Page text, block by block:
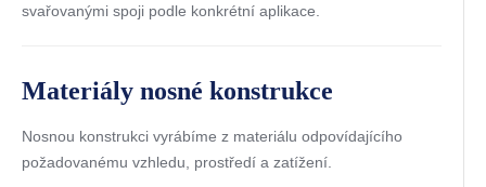
svařovanými spoji podle konkrétní aplikace.
Materiály nosné konstrukce
Nosnou konstrukci vyrábíme z materiálu odpovídajícího
požadovanému vzhledu, prostředí a zatížení.